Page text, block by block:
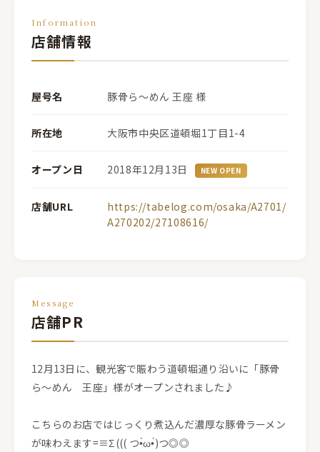
Information
店舗情報
屋号名 豚骨ら～めん 王座 様
所在地 大阪市中央区道頓堀1丁目1-4
オープン日 2018年12月13日 NEW OPEN
店舗URL
https://tabelog.com/osaka/A2701/
A270202/27108616/
Message
店舗PR
12月13日に、観光客で賑わう道頓堀通り沿いに「豚骨
ら～めん 王座」様がオープンされました♪
こちらのお店ではじっくり煮込んだ濃厚な豚骨ラーメン
が味わえます=≡Σ((( つ•̀ω•́)つ◎◎